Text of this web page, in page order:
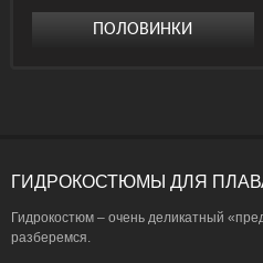
ПОЛОВИНКИ
ГИДРОКОСТЮМЫ ДЛЯ
Гидрокостюм – очень деликатный
разберемся.